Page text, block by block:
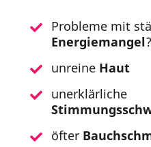
Probleme mit
Energiemangel?
unreine Haut
unerklärliche
öfter